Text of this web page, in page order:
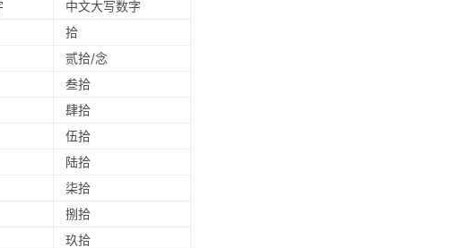
中文大写数字
拾
贰拾/念
叁拾
肆拾
伍拾
陆拾
柒拾
捌拾
玖拾